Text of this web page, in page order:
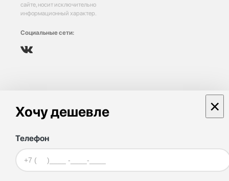
сайте, носит исключительно
информационный характер.
Социальные сети:
Хочу дешевле ×
Телефон